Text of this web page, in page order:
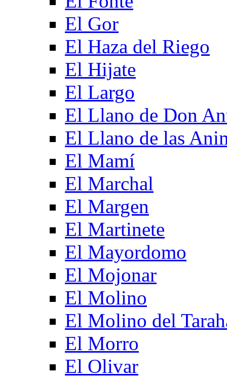
El Gor
El Haza del Riego
El Hijate
El Largo
El Llano de Don
El Llano de las
El Mamí
El Marchal
El Margen
El Martinete
El Mayordomo
El Mojonar
El Molino
El Molino del
El Morro
El Olivar